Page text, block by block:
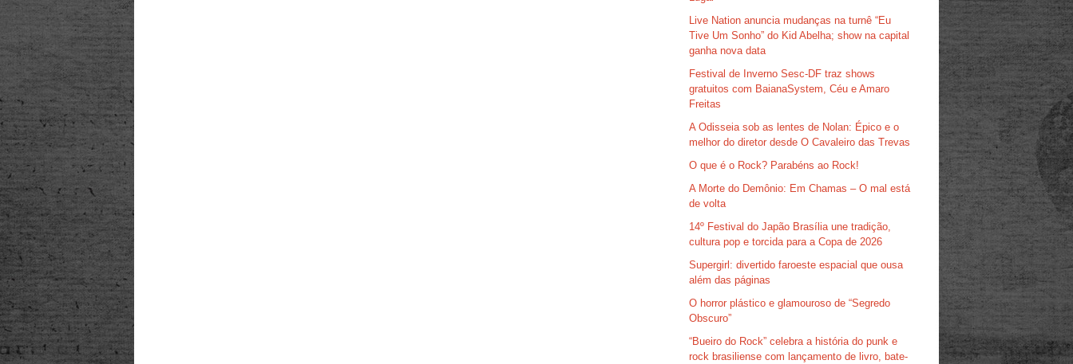
Live Nation anuncia mudanças na turnê “Eu
Tive Um Sonho” do Kid Abelha; show na capital
ganha nova data
Festival de Inverno Sesc-DF traz shows
gratuitos com BaianaSystem, Céu e Amaro
Freitas
A Odisseia sob as lentes de Nolan: Épico e o
melhor do diretor desde O Cavaleiro das Trevas
O que é o Rock? Parabéns ao Rock!
A Morte do Demônio: Em Chamas – O mal está
de volta
14º Festival do Japão Brasília une tradição,
cultura pop e torcida para a Copa de 2026
Supergirl: divertido faroeste espacial que ousa
além das páginas
O horror plástico e glamouroso de “Segredo
Obscuro”
“Bueiro do Rock” celebra a história do punk e
rock brasiliense com lançamento de livro, bate-